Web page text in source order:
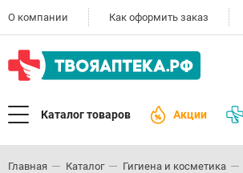
О компании Как оформить заказ
Каталог товаров Акции
Главная Каталог Гигиена и косметика